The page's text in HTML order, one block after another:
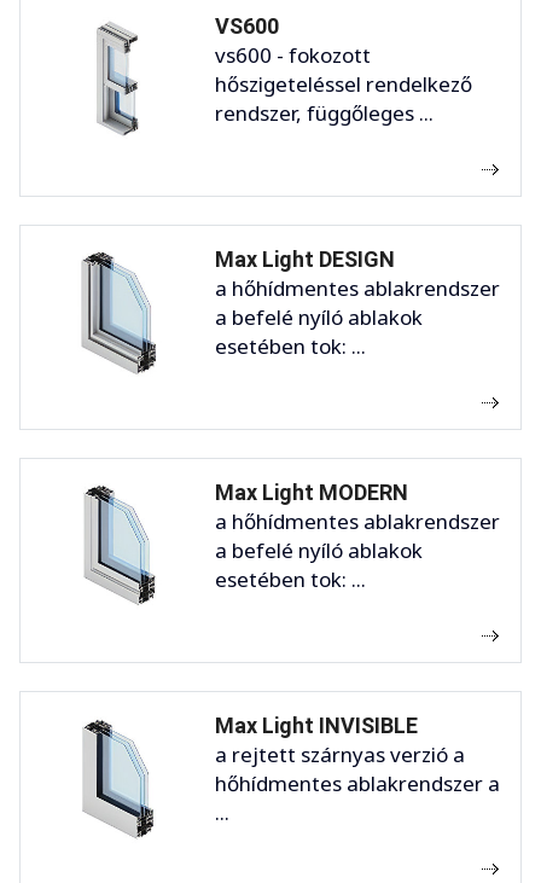
VS600
vs600 - fokozott
hőszigeteléssel rendelkező
rendszer, függőleges ...
Max Light DESIGN
a hőhídmentes ablakrendszer
a befelé nyíló ablakok
esetében tok: ...
Max Light MODERN
a hőhídmentes ablakrendszer
a befelé nyíló ablakok
esetében tok: ...
Max Light INVISIBLE
a rejtett szárnyas verzió a
hőhídmentes ablakrendszer a
...